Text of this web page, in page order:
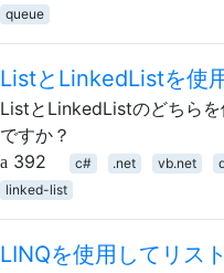
queue
ListとLinkedListを使
ListとLinkedListのどちら
ですか？
392
c# .net vb.net
linked-list
LINQを使用してリス